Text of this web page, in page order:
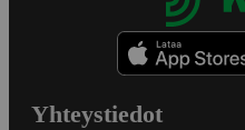
Yhteystiedot